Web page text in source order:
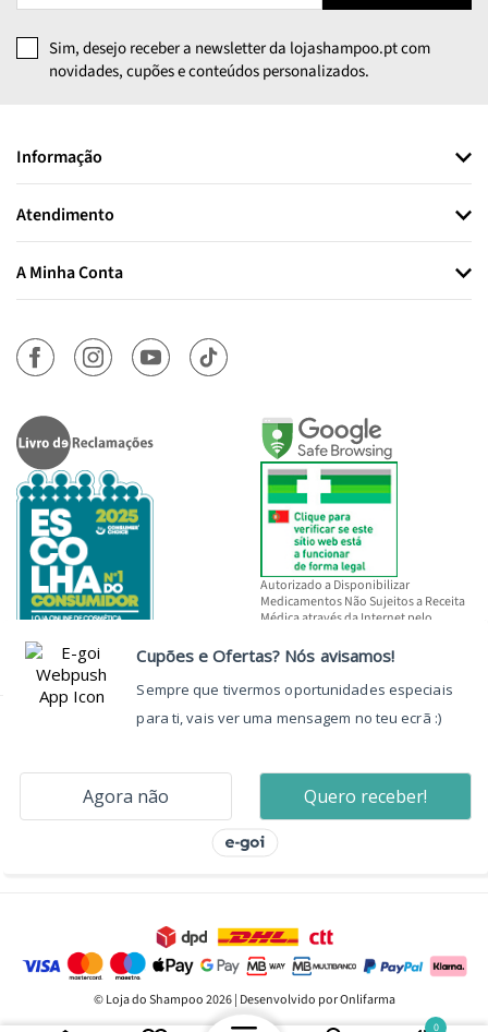
0
Sim, desejo receber a newsletter da lojashampoo.pt com
novidades, cupões e conteúdos personalizados.
Informação
Atendimento
A Minha Conta
Autorizado a Disponibilizar
Medicamentos Não Sujeitos a Receita
Médica através da Internet pelo
© Loja do Shampoo 2026 | Desenvolvido por Onlifarma